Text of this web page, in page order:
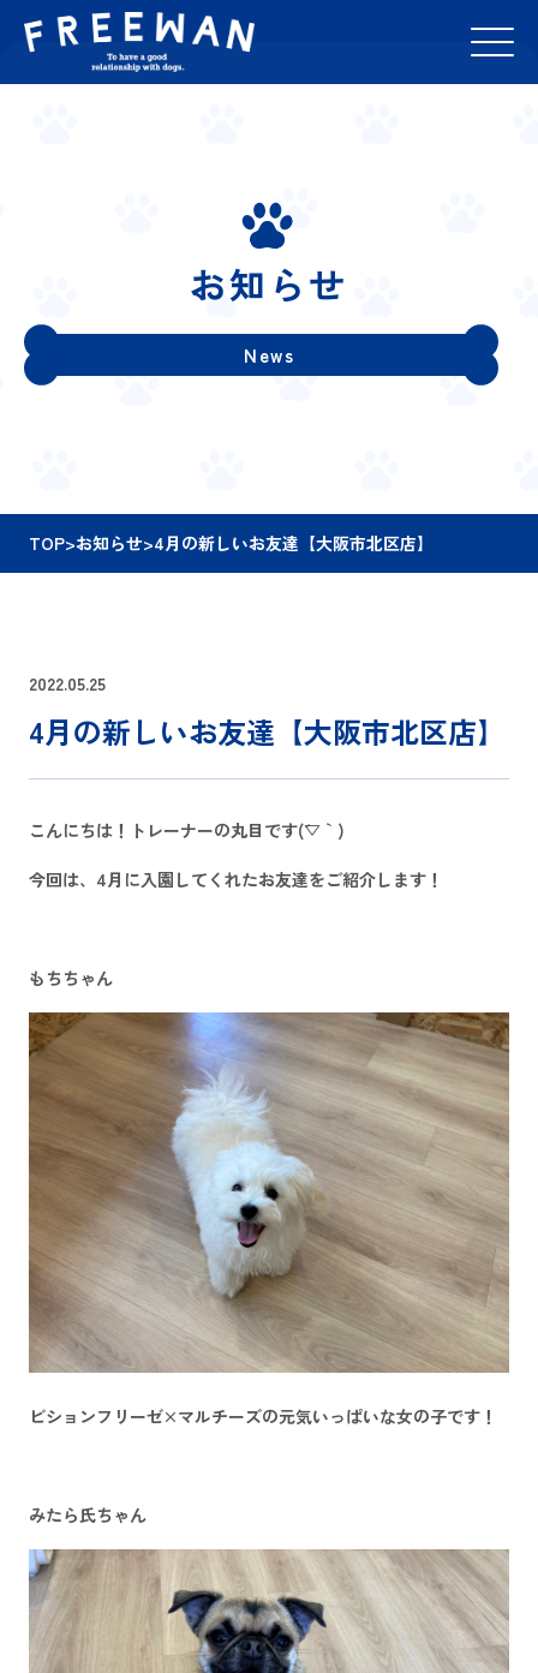
お知らせ
News
TOP>お知らせ>4月の新しいお友達【大阪市北区店】
2022.05.25
4月の新しいお友達【大阪市北区店】
こんにちは！トレーナーの丸目です(´▽｀)
今回は、4月に入園してくれたお友達をご紹介します！
もちちゃん
ビションフリーゼ×マルチーズの元気いっぱいな女の子です！
みたら氏ちゃん